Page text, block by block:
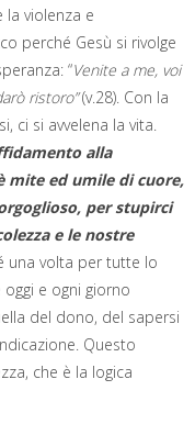
la violenza e
perché Gesù si rivolge
“Venite a me, voi
ristoro”(v.28). Con la
ci si avvelena la vita.
alla
mite ed umile di cuore,
per stupirci
e le nostre
una volta per tutte lo
e ogni giorno
del dono, del sapersi
Questo
che è la logica